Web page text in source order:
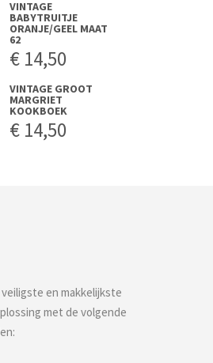
VINTAGE
BABYTRUITJE
ORANJE/GEEL MAAT
62
€ 14,50
VINTAGE GROOT
MARGRIET
KOOKBOEK
€ 14,50
en makkelijkste
met de volgende